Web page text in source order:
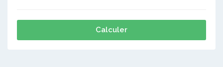
Calculer